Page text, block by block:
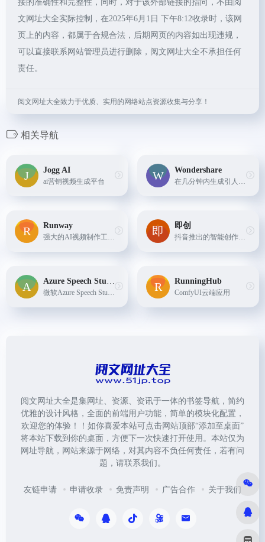
接的准确性和完整性，同时，对于该外部链接的指向，不由阅
文网址大全实际控制，在2025年6月1日 下午8:12收录时，该网
页上的内容，都属于合规合法，后期网页的内容如出现违规，
可以直接联系网站管理员进行删除，阅文网址大全不承担任何
责任。
阅文网址大全致力于优质、实用的网络站点资源收集与分享！
相关导航
Jogg AI
ai营销视频生成平台
Wondershare
在几分钟内生成引人入胜的 AI 数字人视频
Runway
强大的AI视频制作工具，图像转视频、绿幕抠像、视频合成等
即创
抖音推出的智能创作平台，支持数字人视频、图文和直播创作
Azure Speech Studio
微软Azure Speech Studio推出的AI数字人工具
RunningHub
ComfyUI云端应用
阅文网址大全是集网址、资源、资讯于一体的书签导航，简约
优雅的设计风格，全面的前端用户功能，简单的模块化配置，
欢迎您的体验！！如你喜爱本站可点击网站顶部“添加至桌面”
将本站下载到你的桌面，方便下一次快速打开使用。本站仅为
网址导航，网站来源于网络，对其内容不负任何责任，若有问
题，请联系我们。
友链申请 申请收录 免责声明 广告合作 关于我们